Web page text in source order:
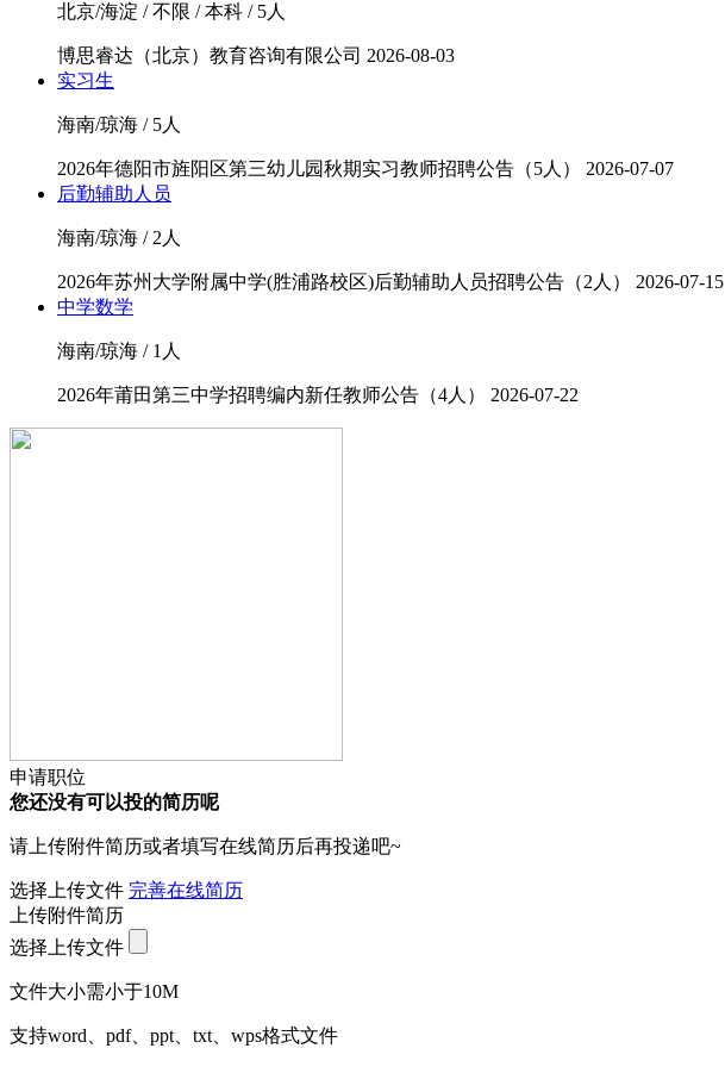
北京/海淀 / 不限 / 本科 / 5人
博思睿达（北京）教育咨询有限公司 2026-08-03
实习生
海南/琼海 / 5人
2026年德阳市旌阳区第三幼儿园秋期实习教师招聘公告（5人）
2026-07-07
后勤辅助人员
海南/琼海 / 2人
2026年苏州大学附属中学(胜浦路校区)后勤辅助人员招聘公告（2人）
2026-07-15
中学数学
海南/琼海 / 1人
2026年莆田第三中学招聘编内新任教师公告（4人） 2026-07-22
申请职位
您还没有可以投的简历呢
请上传附件简历或者填写在线简历后再投递吧~
选择上传文件 完善在线简历
上传附件简历
选择上传文件
文件大小需小于10M
支持word、pdf、ppt、txt、wps格式文件